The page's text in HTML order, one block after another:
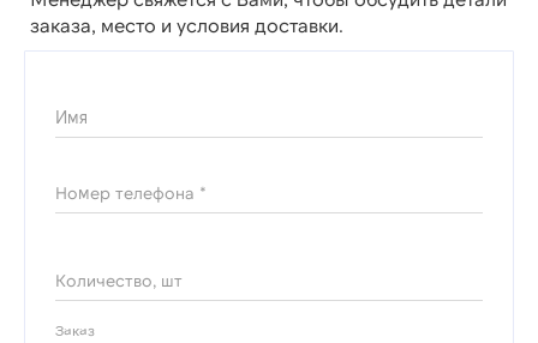
заказа, место и условия доставки.
Имя
Номер телефона *
Количество, шт
Заказ